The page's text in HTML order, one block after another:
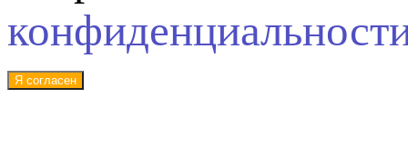
Я согласен